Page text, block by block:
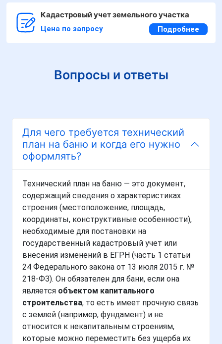
Кадастровый учет земельного участка
Цена по запросу Подробнее
Вопросы и ответы
Для чего требуется технический
план на баню и когда его нужно
оформлять?
Технический план на баню — это документ,
содержащий сведения о характеристиках
строения (местоположение, площадь,
координаты, конструктивные особенности),
необходимые для постановки на
государственный кадастровый учет или
внесения изменений в ЕГРН (часть 1 статьи
24 Федерального закона от 13 июля 2015 г. №
218-ФЗ). Он обязателен для бани, если она
является объектом капитального
строительства, то есть имеет прочную связь
с землей (например, фундамент) и не
относится к некапитальным строениям,
которые можно переместить без ущерба их